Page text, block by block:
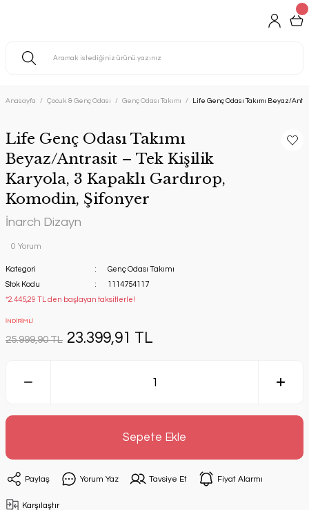
Anasayfa Çocuk & Genç Odası Genç Odası Takımı Life Genç Odası Takımı Beyaz/
Life Genç Odası Takımı
Beyaz/Antrasit – Tek Kişilik
Karyola, 3 Kapaklı Gardırop,
Komodin, Şifonyer
İnarch Dizayn
0 Yorum
Kategori
Genç Odası Takımı
Stok Kodu
1114754117
*2.445,29 TL den başlayan taksitlerle!
İNDİRİMLİ
25.999,90 TL 23.399,91 TL
Sepete Ekle
Paylaş Yorum Yaz Tavsiye Et Fiyat Alarmı
Karşılaştır